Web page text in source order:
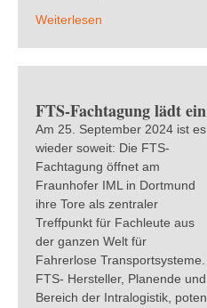
Weiterlesen
FTS-Fachtagung lädt ein
Am 25. September 2024 ist es
wieder soweit: Die FTS-
Fachtagung öffnet am
Fraunhofer IML in Dortmund
ihre Tore als zentraler
Treffpunkt für Fachleute aus
der ganzen Welt für
Fahrerlose Transportsysteme.
FTS- Hersteller, Planende
Bereich der Intralogistik,